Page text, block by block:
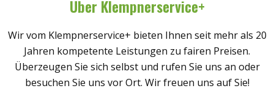
Über Klempnerservice+
Wir vom Klempnerservice+ bieten Ihnen seit mehr als 20
Jahren kompetente Leistungen zu fairen Preisen.
Überzeugen Sie sich selbst und rufen Sie uns an oder
besuchen Sie uns vor Ort. Wir freuen uns auf Sie!